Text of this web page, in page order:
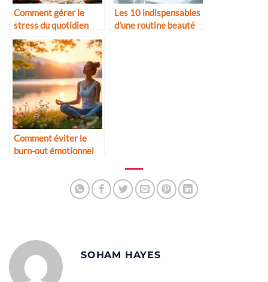
Comment gérer le
stress du quotidien
Les 10 indispensables
d’une routine beauté
Comment éviter le
burn-out émotionnel
SOHAM HAYES